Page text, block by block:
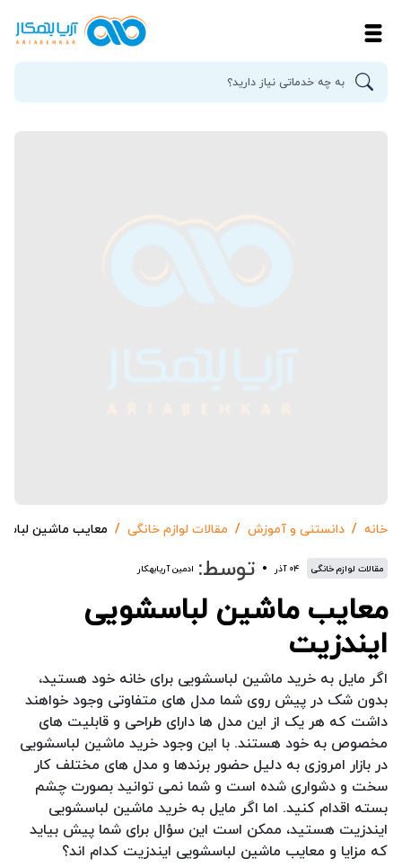
خانه دانستنی و آموزش مقالات لوازم خانگی معایب ماشین
مقالات لوازم خانگی ۰۴ آذر توسط: ادمین آریابهکار
معایب ماشین لباسشویی
ایندزیت
اگر مایل به خرید ماشین لباسشویی برای خانه خود هستید،
بدون شک در پیش روی شما مدل های متفاوتی وجود خواهند
داشت که هر یک از این مدل ها دارای طراحی و قابلیت های
مخصوص به خود هستند. با این وجود خرید ماشین لباسشویی
در بازار امروزی به دلیل حضور برندها و مدل های مختلف کار
سخت و دشواری شده است و شما نمی توانید بصورت چشم
بسته اقدام کنید. اما اگر مایل به خرید ماشین لباسشویی
ایندزیت هستید، ممکن است این سؤال برای شما پیش بیاید
که مزایا و معایب ماشین لباسشویی ایندزیت کدام اند؟